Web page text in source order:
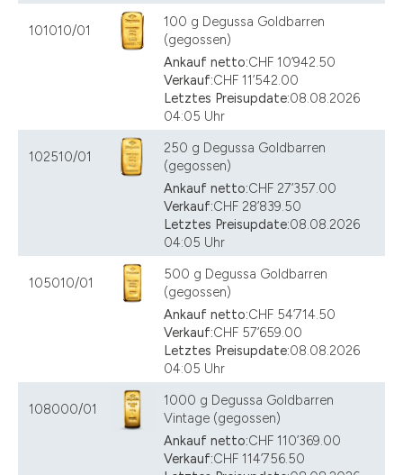
101010/01
100 g Degussa Goldbarren
(gegossen)
Ankauf netto:CHF 10’942.50
Verkauf:CHF 11’542.00
Letztes Preisupdate:08.08.2026
04:05 Uhr
102510/01
250 g Degussa Goldbarren
(gegossen)
Ankauf netto:CHF 27’357.00
Verkauf:CHF 28’839.50
Letztes Preisupdate:08.08.2026
04:05 Uhr
105010/01
500 g Degussa Goldbarren
(gegossen)
Ankauf netto:CHF 54’714.50
Verkauf:CHF 57’659.00
Letztes Preisupdate:08.08.2026
04:05 Uhr
108000/01
1000 g Degussa Goldbarren
Vintage (gegossen)
Ankauf netto:CHF 110’369.00
Verkauf:CHF 114’756.50